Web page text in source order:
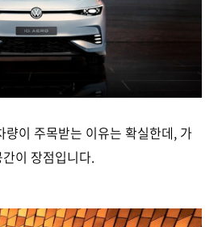
량이 주목받는 이유는 확실한데, 가
이 장점입니다.